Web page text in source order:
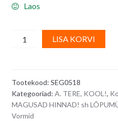
Laos
Silikoonvorm
tähed,
kirjavahemärgid,
erinevad
LISA KORVI
n
Tootekood: SEG0518
Kategooriad: A. TERE, KOOL!,
MAGUSAD HINNAD! sh
Vormid